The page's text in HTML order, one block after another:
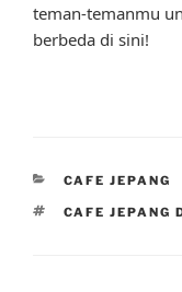
teman-temanmu
berbeda di sini!
CATEGORIES
CAFE JEPANG
TAGS
CAFE JEPANG